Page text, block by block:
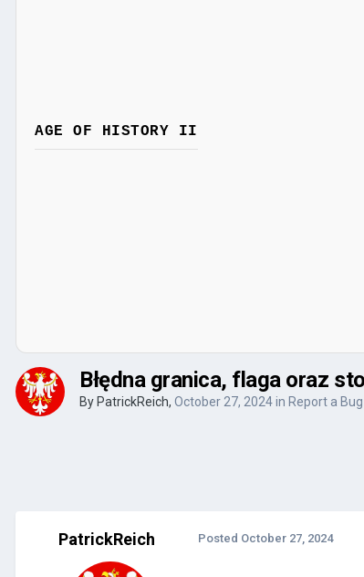
AGE OF HISTORY II
Błędna granica, flaga oraz
By PatrickReich, October 27, 2024in Report a Bug
PatrickReich Posted October 27, 2024